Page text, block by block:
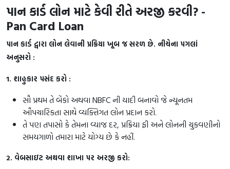
પાન કાર્ડ લોન માટે કેવી રીતે અરજી કરવી? -
Pan Card Loan
પાન કાર્ડ દ્વારા લોન લેવાની પ્રક્રિયા ખૂબ જ સરળ છે. નીચેના પગલાં
અનુસરો :
1. શાહુકાર પસંદ કરો :
સૌ પ્રથમ તે બેંકો અથવા NBFC ની યાદી બનાવો જે ન્યૂનતમ
ઔપચારિકતા સાથે વ્યક્તિગત લોન પ્રદાન કરો.
તે પણ તપાસો કે તેમના વ્યાજ દર, પ્રક્રિયા ફી અને લોનની ચુકવણીનો
સમયગાળો તમારા માટે યોગ્ય છે કે નહીં.
2. વેબસાઇટ અથવા શાખા પર અરજી કરો: